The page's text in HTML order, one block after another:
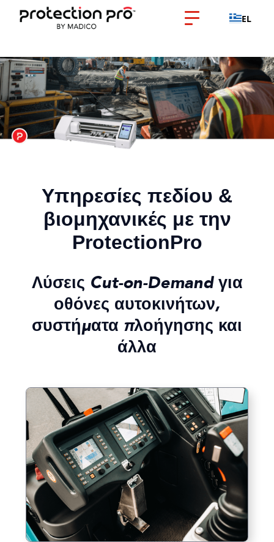
EL
Υπηρεσίες πεδίου &
βιομηχανικές με την
ProtectionPro
Λύσεις Cut-on-Demand για
οθόνες αυτοκινήτων,
συστήματα πλοήγησης και
άλλα